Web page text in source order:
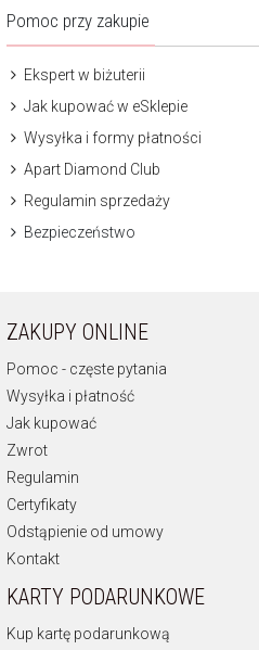
Pomoc przy zakupie
Ekspert w biżuterii
Jak kupować w eSklepie
Wysyłka i formy płatności
Apart Diamond Club
Regulamin sprzedaży
Bezpieczeństwo
ZAKUPY ONLINE
Pomoc - częste pytania
Wysyłka i płatność
Jak kupować
Zwrot
Regulamin
Certyfikaty
Odstąpienie od umowy
Kontakt
KARTY PODARUNKOWE
Kup kartę podarunkową